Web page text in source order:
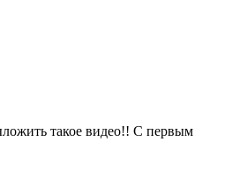
такое видео!! С первым